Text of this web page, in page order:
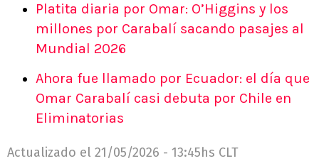
Platita diaria por Omar: O’Higgins y los
millones por Carabalí sacando pasajes al
Mundial 2026
Ahora fue llamado por Ecuador: el día que
Omar Carabalí casi debuta por Chile en
Eliminatorias
Actualizado el 21/05/2026 - 13:45hs CLT